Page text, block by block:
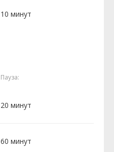
10 минут
Пауза:
20 минут
60 минут